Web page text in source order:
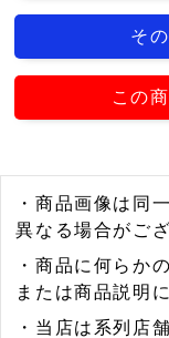
そ
この
・商品画像は同
異なる場合がご
・商品に何らか
または商品説明
・当店は系列店